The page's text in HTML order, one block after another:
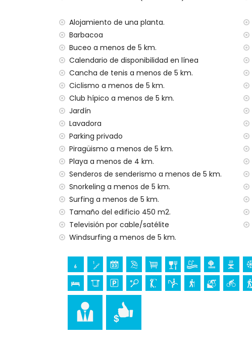
segundo aeropuerto más cercano: Valencia (a
El alojamiento es muy adecuado para familias
Instalaciones y servicios incluidos en el precio del
plancha y tabla de planchar
ropa de cama y toallas
servicio de recepción y servicio de emergencia
calefacción por aire y aire acondicionado
Instalaciones y servicios con coste adicional
cama extra y cuna/cama para niños (a
Entretenimiento y actividades de ocio para sus
discoteca, bar y paseo marítimo (Paseo
museo (Histórico de Jávea, Jávea), iglesia
Viento, Jávea), monumento (Pueblo de Jávea,
Jávea), lugar histórico (Pueblo de Jávea y
castillo (Portal de la Vila y Denia) (a menos de
tenis, golf (La Sella, Denia), equitación,
piragüismo, kayak, pesca, buceo, esnórquel,
Alojamiento de una planta.
Barbacoa
Buceo a menos de 5 km.
Calendario de disponibilidad en línea
Cancha de tenis a menos de 5 km.
Ciclismo a menos de 5 km.
Club hípico a menos de 5 km.
Jardín
Lavadora
Parking privado
Piragüismo a menos de 5 km.
Playa a menos de 4 km.
Senderos de senderismo a menos de 5 km.
Snorkeling a menos de 5 km.
Surfing a menos de 5 km.
Tamaño del edificio 450 m2.
Televisión por cable/satélite
Windsurfing a menos de 5 km.